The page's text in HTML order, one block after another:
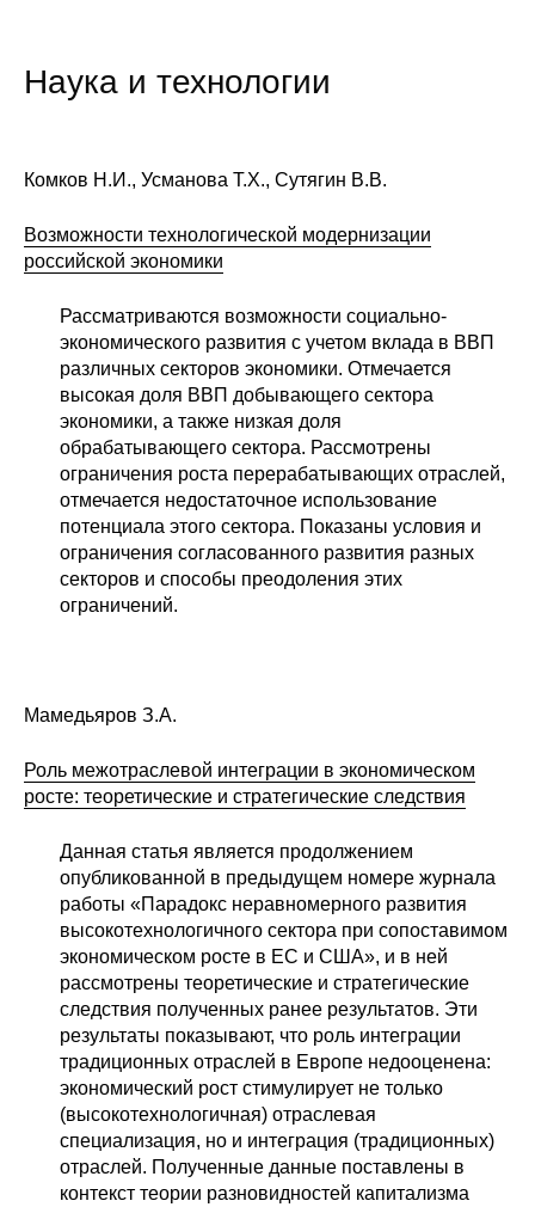
Наука и технологии
Комков Н.И., Усманова Т.Х., Сутягин В.В.
Возможности технологической модернизации
российской экономики
Рассматриваются возможности социально-
экономического развития с учетом вклада в ВВП
различных секторов экономики. Отмечается
высокая доля ВВП добывающего сектора
экономики, а также низкая доля
обрабатывающего сектора. Рассмотрены
ограничения роста перерабатывающих отраслей,
отмечается недостаточное использование
потенциала этого сектора. Показаны условия и
ограничения согласованного развития разных
секторов и способы преодоления этих
ограничений.
Мамедьяров З.А.
Роль межотраслевой интеграции в экономическом
росте: теоретические и стратегические следствия
Данная статья является продолжением
опубликованной в предыдущем номере журнала
работы «Парадокс неравномерного развития
высокотехнологичного сектора при сопоставимом
экономическом росте в ЕС и США», и в ней
рассмотрены теоретические и стратегические
следствия полученных ранее результатов. Эти
результаты показывают, что роль интеграции
традиционных отраслей в Европе недооценена:
экономический рост стимулирует не только
(высокотехнологичная) отраслевая
специализация, но и интеграция (традиционных)
отраслей. Полученные данные поставлены в
контекст теории разновидностей капитализма